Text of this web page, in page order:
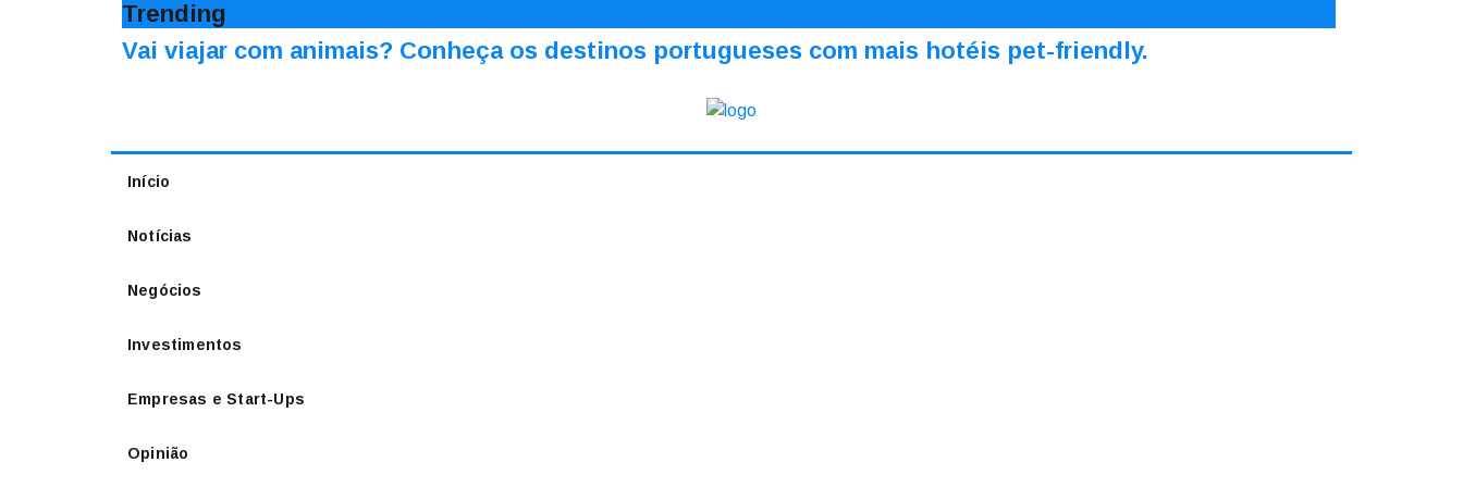
Trending
Vai viajar com animais? Conheça os destinos portugueses com mais hotéis pet-friendly.
Início
Notícias
Negócios
Investimentos
Empresas e Start-Ups
Opinião